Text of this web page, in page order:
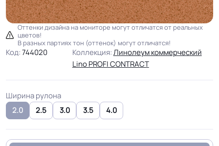
Оттенки дизайна на мониторе могут отличатся от реальных
цветов!
В разных партиях тон (оттенок) могут отличатся!
Код:744020 Коллекция:Линолеум коммерческий
Lino PROFI CONTRACT
Ширина рулона
2.0
2.5 3.0 3.5 4.0